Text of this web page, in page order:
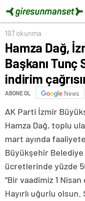
197 okunma
Hamza Dağ,
Başkanı Tunç
indirim
ABONE OL News
AK Parti İzmir
Hamza Dağ, toplu
mart ayında
Büyükşehir Belediye
ücretlerinde yüzde
“Bir vaadimiz 1
Hayırlı uğurlu